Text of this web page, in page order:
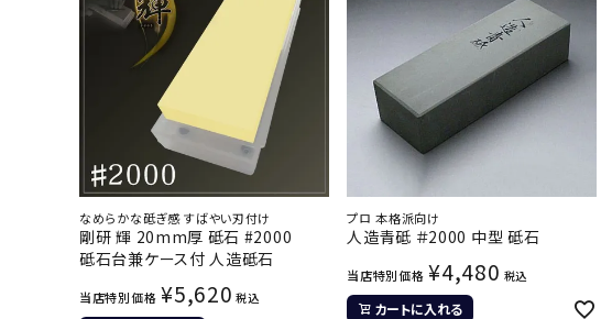
なめらかな砥ぎ感 すばやい刃付け
剛研 輝 20mm厚 砥石 #2000
砥石台兼ケース付 人造砥石
当店特別価格 ¥5,620 税込
プロ 本格派向け
人造青砥 ＃2000 中型 砥石
当店特別価格 ¥4,480 税込
カートに入れる